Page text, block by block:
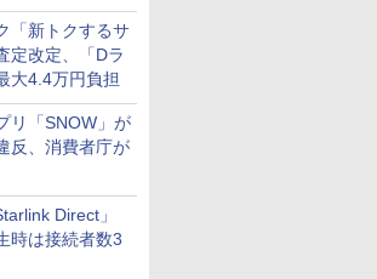
破
「新トクするサ
定改定、「Dラ
大4.4万円負担
リ「SNOW」が
反、消費者庁が
Direct」
時は接続者数3